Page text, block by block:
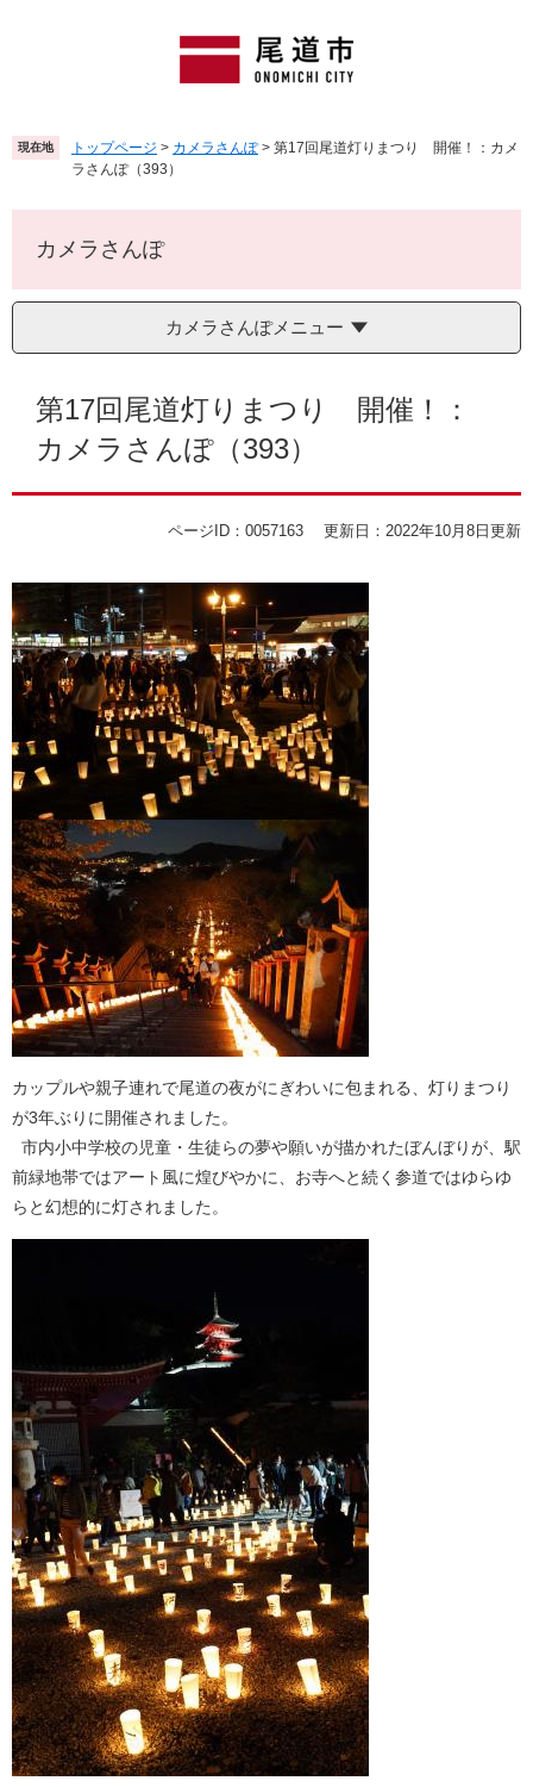
頭
で
。
飛
ば
て
へ
現在地 トップページ > カメラさんぽ > 第17回尾道灯りまつり 開催！：カメ
ラさんぽ（393）
カメラさんぽ
カメラさんぽメニュー
第17回尾道灯りまつり 開催！：
カメラさんぽ（393）
ページID：0057163 更新日：2022年10月8日更新
カップルや親子連れで尾道の夜がにぎわいに包まれる、灯りまつり
が3年ぶりに開催されました。
市内小中学校の児童・生徒らの夢や願いが描かれたぼんぼりが、駅
前緑地帯ではアート風に煌びやかに、お寺へと続く参道ではゆらゆ
らと幻想的に灯されました。